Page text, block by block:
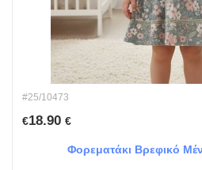
#25/10473
€18.90 €
Φορεματάκι Βρεφικό